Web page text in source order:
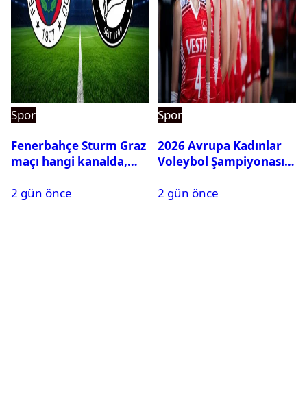
Spor
Fenerbahçe Sturm Graz
maçı hangi kanalda,
2 gün önce
Spor
2026 Avrupa Kadınlar
Voleybol Şampiyonası
2 gün önce